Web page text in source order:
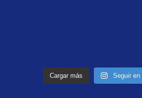
Cargar más Seguir en